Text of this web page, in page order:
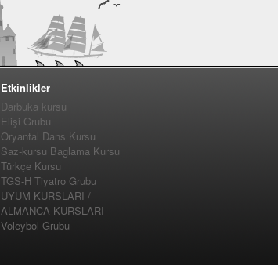
Etkinlikler
Darbuka kursu
Elişi Grubu
Oryantal Dans Kursu
Saz-kursu Baglama Kursu
Türkçe Kursu
TGS-H Tiyatro Grubu
UYUM KURSLARI /
ALMANCA KURSLARI
Voleybol Grubu